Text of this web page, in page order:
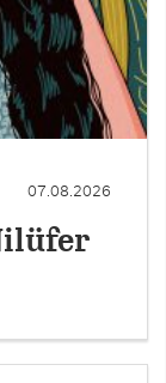
07.08.2026